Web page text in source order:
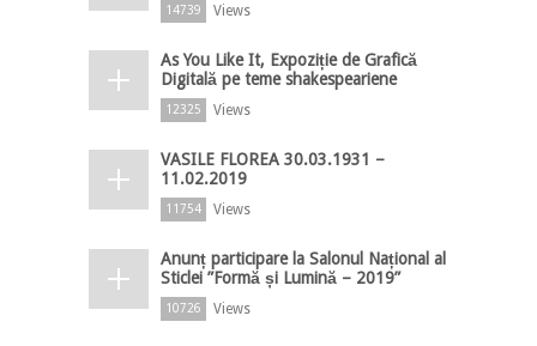
14739 Views
As You Like It, Expoziție de Grafică
Digitală pe teme shakespeariene
12325 Views
VASILE FLOREA 30.03.1931 –
11.02.2019
11754 Views
Anunț participare la Salonul Național al
Sticlei ”Formă și Lumină – 2019”
10726 Views